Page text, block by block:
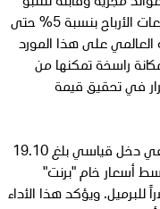
للمساهمين، بما في ذلك سياسة زيادة توزيعات الأرباح بنسبة 5% حتى
الطلب العالمي على هذا المورد
راسخة تمكنها من
في تحقيق قيمة
وحققت "أدنوك للغاز" خلال عام 2025، صافي دخل قياسي بلغ 19.10
متوسط أسعار خام "برنت"
على أساس سنوي إلى 69 دولاراً للبرميل. ويؤكد هذا الأداء